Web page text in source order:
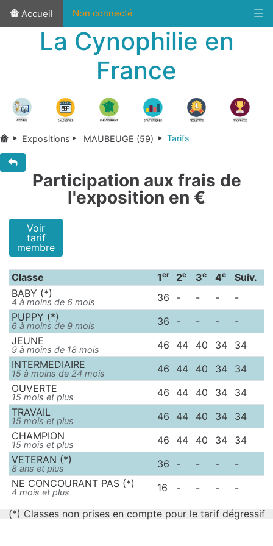
Accueil Non connecté
La Cynophilie en
France
Expositions MAUBEUGE (59) Tarifs
Participation aux frais de
l'exposition en €
Voir
tarif
membre
Classe 1er 2e 3e 4e
Suiv.
BABY (*)
4 à moins de 6 mois 36 - - -
-
PUPPY (*)
6 à moins de 9 mois 36 - - -
-
JEUNE
9 à moins de 18 mois 46 44 40 34
34
INTERMEDIAIRE
15 à moins de 24 mois 46 44 40 34
34
OUVERTE
15 mois et plus 46 44 40 34
34
TRAVAIL
15 mois et plus 46 44 40 34
34
CHAMPION
15 mois et plus 46 44 40 34
34
VETERAN (*)
8 ans et plus 36 - - -
-
NE CONCOURANT PAS (*)
4 mois et plus 16 - - - -
(*) Classes non prises en compte pour le tarif dégressif